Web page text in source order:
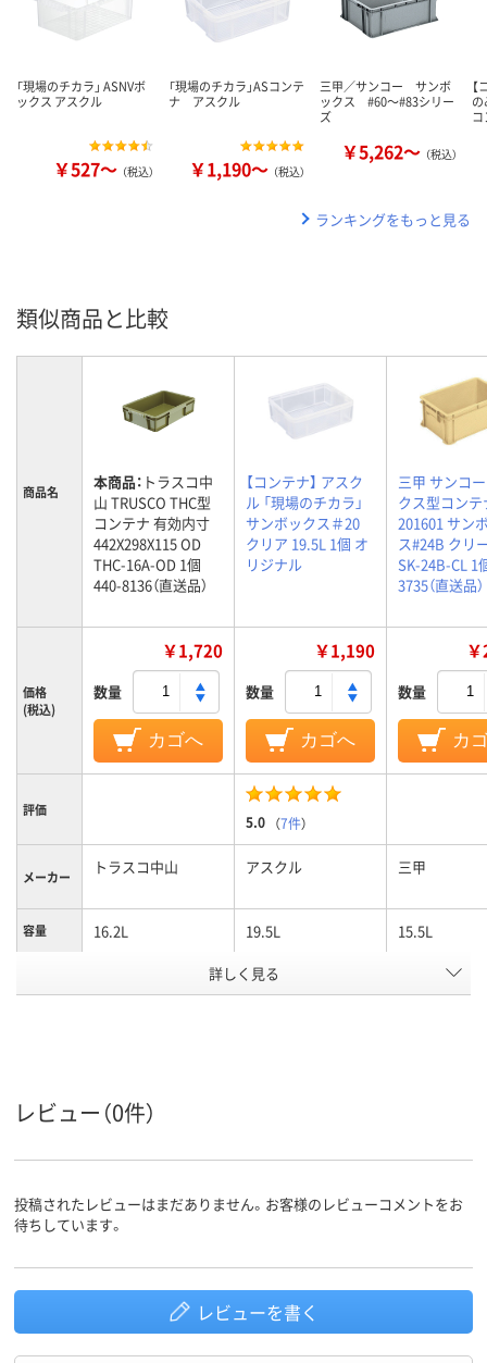
「現場のチカラ」 ASNVボ
ックス アスクル
￥527～ （税込）
「現場のチカラ」ASコンテ
ナ アスクル
￥1,190～ （税込）
三甲／サンコー サンボ
ックス #60～#83シリー
ズ
￥5,262～ （税込）
の
ランキングをもっと見る
類似商品と比較
商品名 本商品： トラスコ中
山 TRUSCO THC型
コンテナ 有効内寸
442X298X115 OD
THC-16A-OD 1個
440-8136（直送品）
【コンテナ】 アスク
ル 「現場のチカラ」
サンボックス＃20
クリア 19.5L 1個 オ
リジナル
三甲 サンコ
クス型コンテ
201601 サン
ス#24B クリ
SK-24B-CL 1
3735（直送品）
価格
(税込)
￥1,720
数量
カゴへ
￥1,190
数量
カゴへ
数量
カ
評価
5.0 （7件）
メーカー トラスコ中山 アスクル 三甲
容量 16.2L 19.5L 15.5L
95
詳しく見る
レビュー（0件）
投稿されたレビューはまだありません。お客様のレビューコメントをお
待ちしています。
レビューを書く